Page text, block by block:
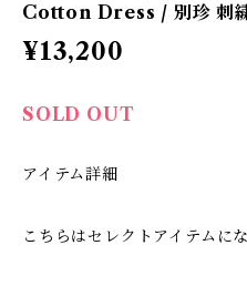
Cotton Dress / 別珍 刺
¥13,200
SOLD OUT
アイテム詳細
こちらはセレクトアイテムに